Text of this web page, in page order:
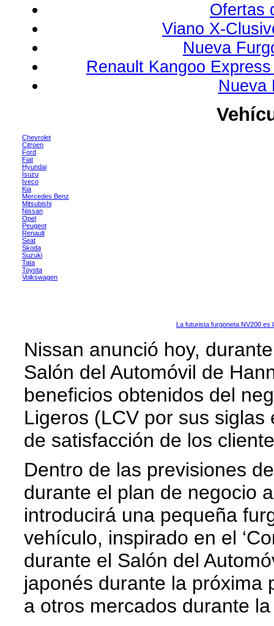
Ofertas
Viano X-
Nueva
Renault Kangoo
Nueva
Chevrolet
Citroen
Ford
Fiat
Hyundai
Isuzu
Iveco
Kia
Mercedes Benz
Mitsubishi
Nissan
Opel
Peugeot
Renault
Seat
Skoda
Suzuki
Tata
Toyota
Volkswagen
La futurista furgoneta NV200 es
Nissan anunció hoy,
Salón del Automóvil de
beneficios obtenidos del
Ligeros (LCV por sus
de satisfacción de los
Dentro de las previsiones
durante el plan de negocio
introducirá una pequeña
vehículo, inspirado en el
durante el Salón del
japonés durante la próxima
a otros mercados durante